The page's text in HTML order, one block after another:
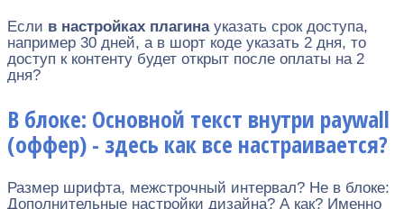
Если в настройках плагинауказать срок доступа,
например 30 дней, а в шорт коде указать 2 дня, то
доступ к контенту будет открыт после оплаты на 2
дня?
В блоке: Основной текст внутри paywall
(оффер) - здесь как все настраивается?
Размер шрифта, межстрочный интервал? Не в блоке:
Дополнительные настройки дизайна? А как? Именно